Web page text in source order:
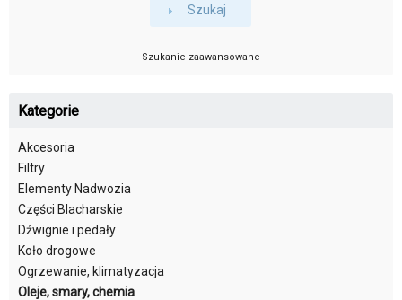
Szukaj
Szukanie zaawansowane
Kategorie
Akcesoria
Filtry
Elementy Nadwozia
Części Blacharskie
Dźwignie i pedały
Koło drogowe
Ogrzewanie, klimatyzacja
Oleje, smary, chemia